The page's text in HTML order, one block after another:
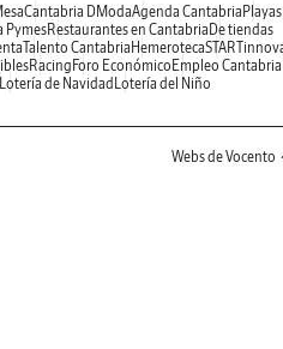
Cantabria DModaAgenda CantabriaPlayas
PymesRestaurantes en CantabriaDe tiendas
Talento CantabriaHemeroteca
RacingForo EconómicoEmpleo Cantabria
Lotería de NavidadLotería del Niño
Webs de Vocento